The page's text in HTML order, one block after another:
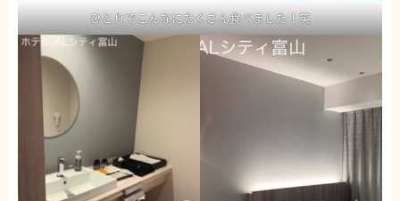
ひとりでこんなにたくさん食べました！笑